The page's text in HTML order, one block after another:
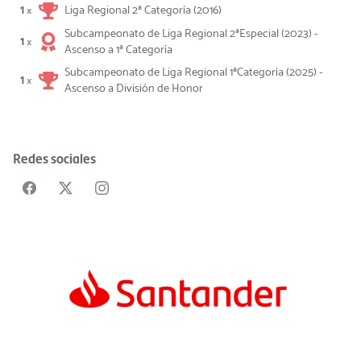
1×
Liga Regional 2ª Categoría (2016)
1×
Subcampeonato de Liga Regional 2ªEspecial (2023) -
Ascenso a 1ª Categoría
1×
Subcampeonato de Liga Regional 1ªCategoría (2025) -
Ascenso a División de Honor
Redes sociales